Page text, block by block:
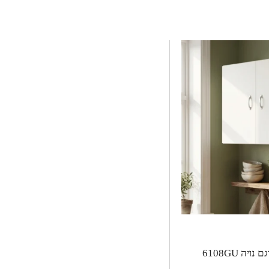
ארון עליון תלוי לקיר דגם נויה 6108GU